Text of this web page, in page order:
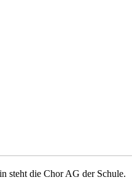
steht die Chor AG der Schule.